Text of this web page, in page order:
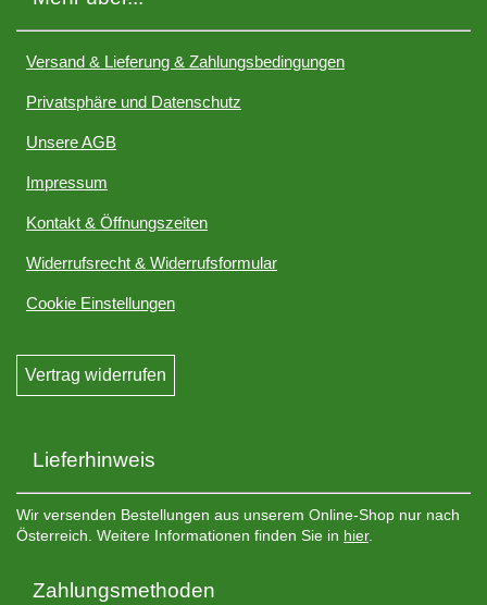
Versand & Lieferung & Zahlungsbedingungen
Privatsphäre und Datenschutz
Unsere AGB
Impressum
Kontakt & Öffnungszeiten
Widerrufsrecht & Widerrufsformular
Cookie Einstellungen
Vertrag widerrufen
Lieferhinweis
Wir versenden Bestellungen aus unserem Online-Shop nur nach
Österreich. Weitere Informationen finden Sie in hier.
Zahlungsmethoden